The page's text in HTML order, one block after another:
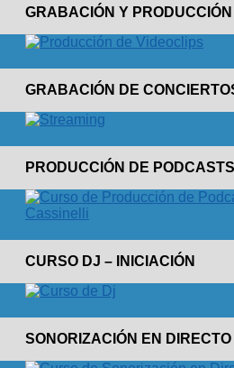
GRABACIÓN Y
GRABACIÓN DE
PRODUCCIÓN DE PODCASTS
CURSO DJ – INICIACIÓN
SONORIZACIÓN EN DIRECTO